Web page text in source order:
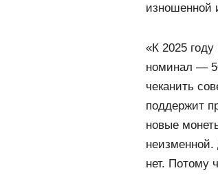
изношенной
«К 2025
номинал —
чеканить
поддержит
новые
нет. Потому